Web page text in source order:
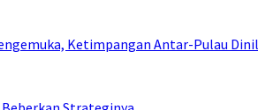
Ketimpangan Antar-Pulau